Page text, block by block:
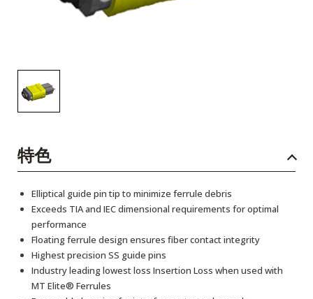
特色
Elliptical guide pin tip to minimize ferrule debris
Exceeds TIA and IEC dimensional requirements for optimal
performance
Floating ferrule design ensures fiber contact integrity
Highest precision SS guide pins
Industry leading lowest loss Insertion Loss when used with
MT Elite® Ferrules